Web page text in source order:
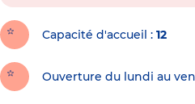
Capacité d'accueil 12
Ouverture du lundi au